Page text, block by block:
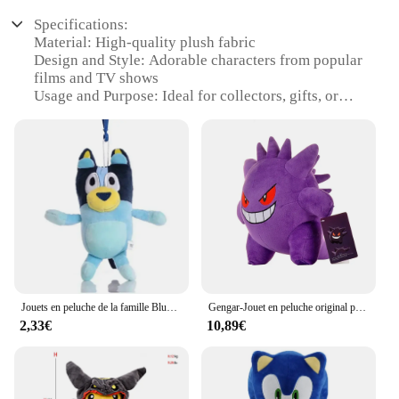
Specifications:
Material: High-quality plush fabric
Design and Style: Adorable characters from popular
films and TV shows
Usage and Purpose: Ideal for collectors, gifts, or
Shape or Size: Varied sizes to fit any space
Performance and Property: Durable and huggable
Parts and Accessories: None, standalone
collectibles
Features:
|Wholesale|
**Captivating Collectibles for Film and TV
Enthusiasts**
Immerse yourself in the world of cinema and
mignonne figures. These adorable plush toys are not
just ordinary stuffed animals; they are cherished
2,33€
Gengar-Jouet en peluche original pour enfant, doux, kawaii, mignon, dessin animé, piplup, cadeaux merveilleux
10,89€